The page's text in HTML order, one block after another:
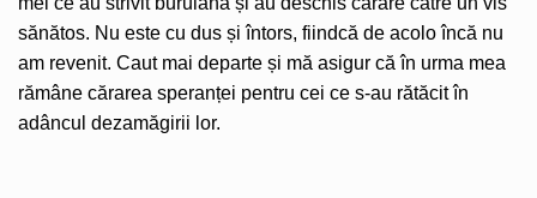
sănătos. Nu este cu dus și întors, fiindcă de acolo încă nu
am revenit. Caut mai departe și mă asigur că în urma mea
rămâne cărarea speranței pentru cei ce s-au rătăcit în
adâncul dezamăgirii lor.